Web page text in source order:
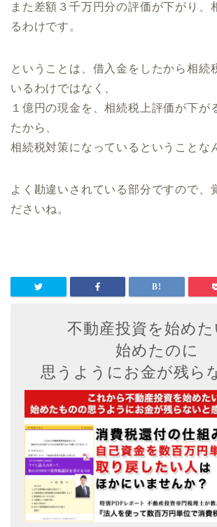
また差額３千万円分の評価が下がり、
るわけです。
ということは、 借入金をしたから相続
いるわけではなく、
１億円の現金を、相続税上評価が下が
たから、
相続税対策になっているということな
よく勘違いされている部分ですので、
ださいね。
不動産投資を始めた
始めたのに
思うようにお金が残ら